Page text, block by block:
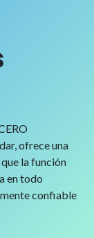
ofrece una
la función
en todo
confiable